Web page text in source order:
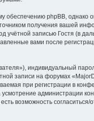
phpBB, однако
получения вашей
записью Гостя (в
вами после
индивидуальный
записи на форумах
при регистрации в
усмотрение администрации
возможность согласиться/